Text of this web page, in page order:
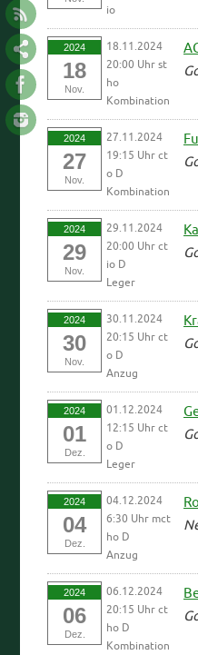
io
2024
18
Nov.
18.11.2024
20:00 Uhr st
ho
Kombination
2024
27
Nov.
27.11.2024
19:15 Uhr ct
o D
Kombination
2024
29
Nov.
29.11.2024
20:00 Uhr ct
io D
Leger
2024
30
Nov.
30.11.2024
20:15 Uhr ct
o D
Anzug
2024
01
Dez.
01.12.2024
12:15 Uhr ct
o D
Leger
2024
04
Dez.
04.12.2024
6:30 Uhr mct
ho D
Anzug
2024
06
Dez.
06.12.2024
20:15 Uhr ct
ho D
Kombination